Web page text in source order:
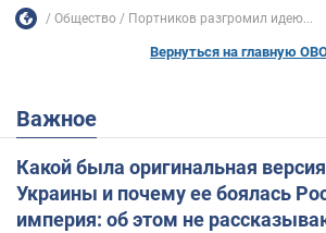
Общество Портников разгромил идею...
Вернуться на главную
Важное
Какой была оригинальная
Украины и почему ее боялась
империя: об этом не